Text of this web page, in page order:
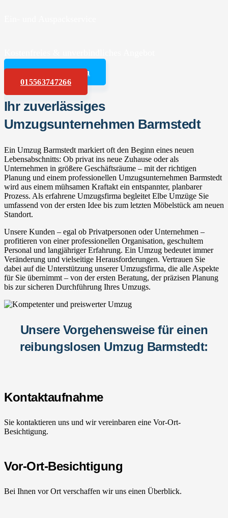
Angebot anfordern
015563747266
Ihr zuverlässiges
Umzugsunternehmen Barmstedt
Ein Umzug Barmstedt markiert oft den Beginn eines neuen
Lebensabschnitts: Ob privat ins neue Zuhause oder als
Unternehmen in größere Geschäftsräume – mit der richtigen
Planung und einem professionellen Umzugsunternehmen Barmstedt
wird aus einem mühsamen Kraftakt ein entspannter, planbarer
Prozess. Als erfahrene Umzugsfirma begleitet Elbe Umzüge Sie
umfassend von der ersten Idee bis zum letzten Möbelstück am neuen
Standort.
Unsere Kunden – egal ob Privatpersonen oder Unternehmen –
profitieren von einer professionellen Organisation, geschultem
Personal und langjähriger Erfahrung. Ein Umzug bedeutet immer
Veränderung und vielseitige Herausforderungen. Vertrauen Sie
dabei auf die Unterstützung unserer Umzugsfirma, die alle Aspekte
für Sie übernimmt – von der ersten Beratung, der präzisen Planung
bis zur sicheren Durchführung Ihres Umzugs.
Unsere Vorgehensweise für einen
reibungslosen Umzug Barmstedt:
Kontaktaufnahme
Sie kontaktieren uns und wir vereinbaren eine Vor-Ort-
Besichtigung.
Vor-Ort-Besichtigung
Bei Ihnen vor Ort verschaffen wir uns einen Überblick.